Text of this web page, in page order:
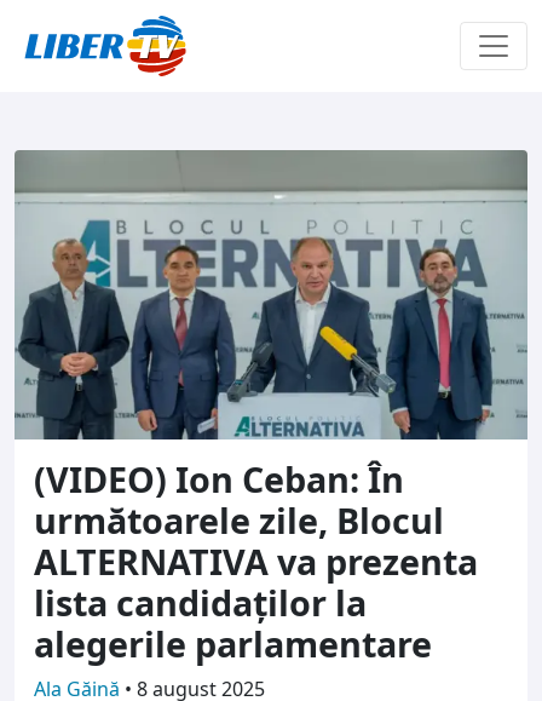
(VIDEO) Ion Ceban: În
următoarele zile, Blocul
ALTERNATIVA va prezenta
lista candidaților la
alegerile parlamentare
Ala Găină • 8 august 2025